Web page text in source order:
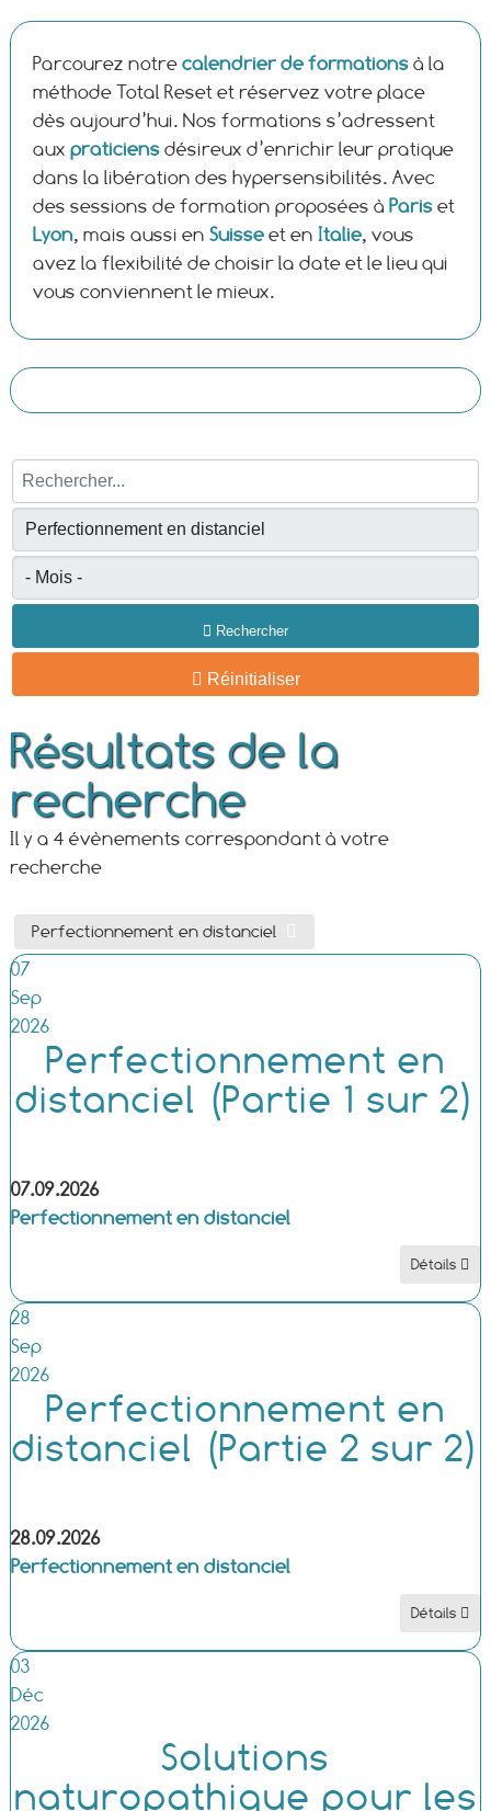
Parcourez notre calendrier de formationsà la
méthode Total Reset et réservez votre place
dès aujourd’hui. Nos formations s’adressent
aux praticiens désireux d’enrichir leur pratique
dans la libération des hypersensibilités. Avec
des sessions de formation proposées à Pariset
Lyon, mais aussi en Suisseet en Italie, vous
avez la flexibilité de choisir la date et le lieu qui
vous conviennent le mieux.
Rechercher...
Rechercher
Réinitialiser
Résultats de la
recherche
Il y a 4 évènements correspondant à votre
recherche
Perfectionnement en distanciel
07
Sep
2026
Perfectionnement en
distanciel (Partie 1 sur 2)
07.09.2026
Perfectionnement en distanciel
Détails
28
Sep
2026
Perfectionnement en
distanciel (Partie 2 sur 2)
28.09.2026
Perfectionnement en distanciel
Détails
03
Déc
2026
Solutions
naturopathique pour les